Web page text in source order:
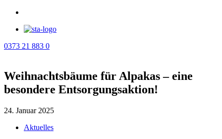
0373 21 883 0
Weihnachtsbäume für Alpakas – eine
besondere Entsorgungsaktion!
24. Januar 2025
Aktuelles